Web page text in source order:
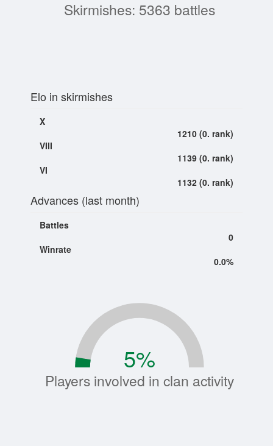
Skirmishes: 5363 battles
Elo in skirmishes
X
1210 (0. rank)
VIII
1139 (0. rank)
VI
1132 (0. rank)
Advances (last month)
Battles
0
Winrate
0.0%
Players involved in clan activity
5%